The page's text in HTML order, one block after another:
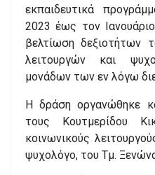
εκπαιδευτικά
2023 έως τον
βελτίωση δεξιοτήτων
λειτουργών και
μονάδων των εν λόγω
Η δράση οργανώθηκε
τους Κουτμερίδου
κοινωνικούς
ψυχολόγο, του Τμ.